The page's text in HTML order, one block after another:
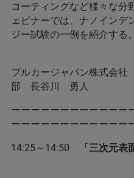
コーティングなど様々な分
ェビナーでは、ナノインデ
ジー試験の一例を紹介する。
ブルカージャパン株式会
部 長谷川 勇人
ーーーーーーーーーーーー
ーーーーーーーーーーーー
14:25～14:50 「三次元表